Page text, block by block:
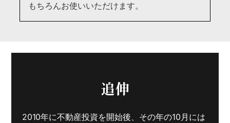
もちろんお使いいただけます。
追伸
2010年に不動産投資を開始後、 その年の10月には